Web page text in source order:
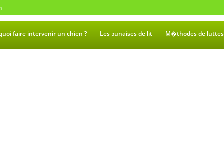
faire intervenir un chien ? Les punaises de lit M�thodes de luttes